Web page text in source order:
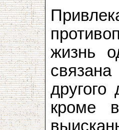
жизнь
другого
кроме